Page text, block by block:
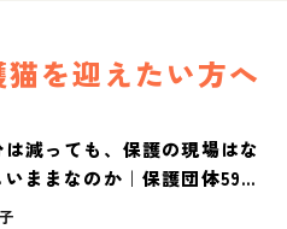
を迎えたい方へ
減っても、保護の現場はな
ままなのか｜保護団体59団
調査【保護犬・保護猫白書